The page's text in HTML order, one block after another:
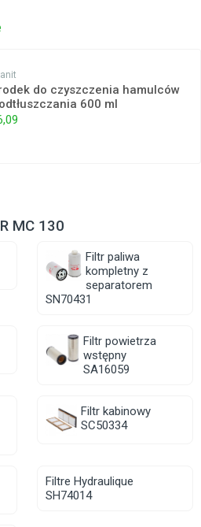
do czyszczenia hamulców
600 ml
MC 130
Filtr paliwa
kompletny z
separatorem
SN70431
Filtr powietrza
wstępny
SA16059
Filtr kabinowy
SC50334
Filtre Hydraulique
SH74014